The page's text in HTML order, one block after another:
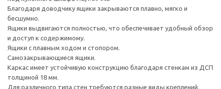
Благодаря доводчику ящики закрываются плавно, мягко и
бесшумно.
Ящики выдвигаются полностью, что обеспечивает удобный обзор
и доступ к содержимому.
Ящики с плавным ходом и стопором.
Самозакрывающиеся ящики.
Каркас имеет устойчивую конструкцию благодаря стенкам из ДСП
толщиной 18 мм.
Для различного типа стен требуются разные виды креплений.